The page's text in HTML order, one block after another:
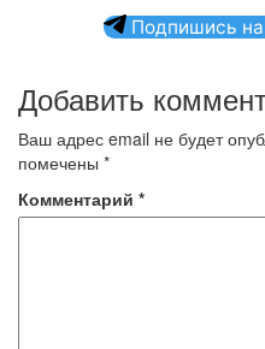
Подпишись на
Добавить
Ваш адрес email не будет
помечены *
Комментарий *